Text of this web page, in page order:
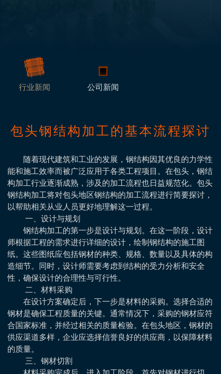
行业新闻 公司新闻
包头钢结构加工的基本流程探讨
随着现代建筑和工业的发展，钢结构因其优良的力学性
能和施工效率而被广泛应用于各类工程项目。在包头，钢结
构加工行业逐渐成熟，涉及的加工流程也日益规范化。包头
钢结构加工将对包头地区钢结构的加工流程进行简要探讨，
以帮助相关从业人员更好地理解这一过程。
一、设计与规划
钢结构加工的第一步是设计与规划。在这一阶段，设计
师根据工程的需求进行详细的设计，绘制钢结构的施工图
纸。这些图纸应包括钢材的种类、规格、数量以及具体的构
造细节。同时，设计师需要考虑到结构的受力分析和安全
性，确保设计的合理性与可行性。
二、材料采购
在设计方案确定后，下一步是材料的采购。选择合适的
钢材是确保工程质量的关键。通常情况下，采购的钢材应符
合国家标准，并经过相关的质量检验。在包头地区，钢材的
供应渠道多样，企业应选择信誉良好的供应商，以保障材料
的质量。
三、钢材切割